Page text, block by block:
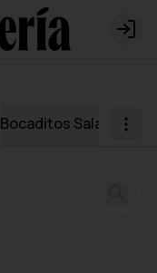
Login
Bocaditos Salados